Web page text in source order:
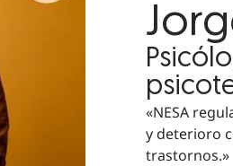
«NESA
y deterioro
trastornos.»